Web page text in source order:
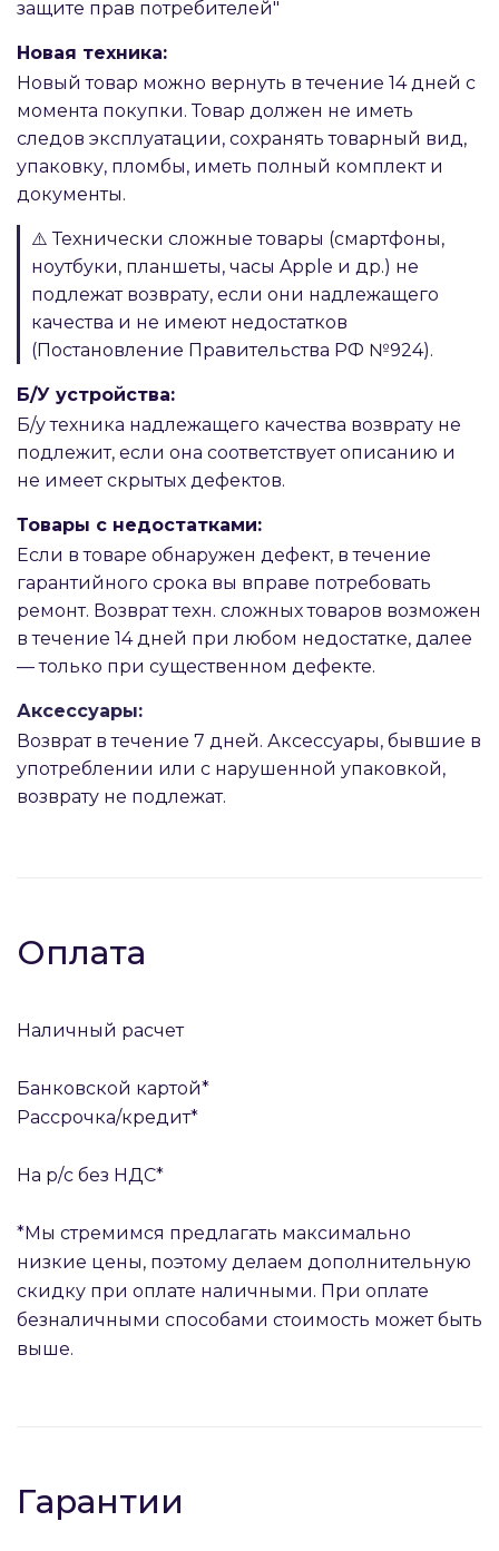
защите прав потребителей"
Новая техника:
Новый товар можно вернуть в течение 14 дней с
момента покупки. Товар должен не иметь
следов эксплуатации, сохранять товарный вид,
упаковку, пломбы, иметь полный комплект и
документы.
⚠️ Технически сложные товары (смартфоны,
ноутбуки, планшеты, часы Apple и др.) не
подлежат возврату, если они надлежащего
качества и не имеют недостатков
(Постановление Правительства РФ №924).
Б/У устройства:
Б/у техника надлежащего качества возврату не
подлежит, если она соответствует описанию и
не имеет скрытых дефектов.
Товары с недостатками:
Если в товаре обнаружен дефект, в течение
гарантийного срока вы вправе потребовать
ремонт. Возврат техн. сложных товаров возможен
в течение 14 дней при любом недостатке, далее
— только при существенном дефекте.
Аксессуары:
Возврат в течение 7 дней. Аксессуары, бывшие в
употреблении или с нарушенной упаковкой,
возврату не подлежат.
Оплата
Наличный расчет
Банковской картой*
Рассрочка/кредит*
На р/с без НДС*
*Мы стремимся предлагать максимально
низкие цены, поэтому делаем дополнительную
скидку при оплате наличными. При оплате
безналичными способами стоимость может быть
выше.
Гарантии